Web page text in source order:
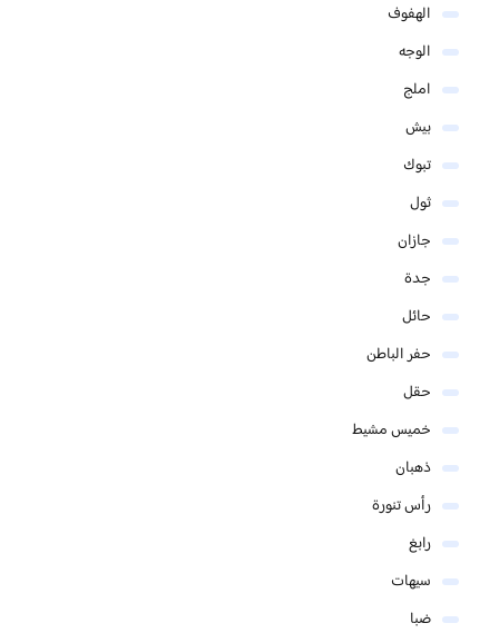
الهفوف
الوجه
املج
بيش
تبوك
ثول
جازان
جدة
حائل
حفر الباطن
حقل
خميس مشيط
ذهبان
رأس تنورة
رابغ
سيهات
ضبا